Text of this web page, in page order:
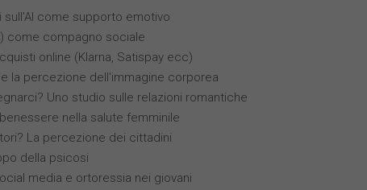
come supporto emotivo
come compagno sociale
online (Klarna, Satispay ecc)
la percezione dell'immagine corporea
Uno studio sulle relazioni romantiche
nella salute femminile
La percezione dei cittadini
della psicosi
media e ortoressia nei giovani